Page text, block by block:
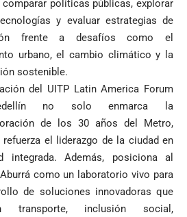
comparar políticas públicas, explorar
y evaluar estrategias de
frente a desafíos como el
urbano, el cambio climático y la
sostenible.
del UITP Latin America Forum
no solo enmarca la
de los 30 años del Metro,
el liderazgo de la ciudad en
integrada. Además, posiciona al
como un laboratorio vivo para
de soluciones innovadoras que
transporte, inclusión social,